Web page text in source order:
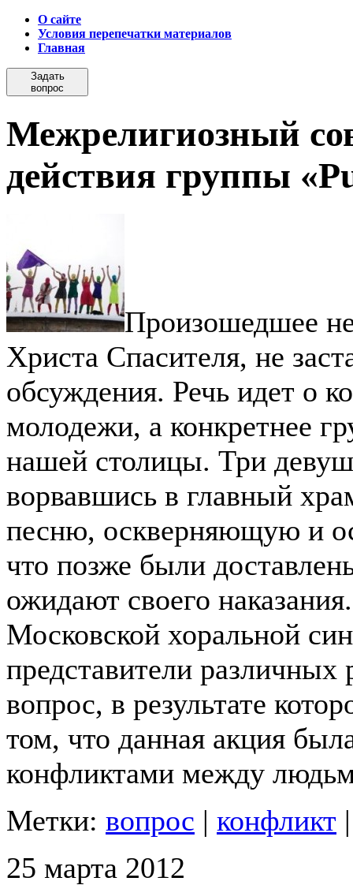
О сайте
Условия перепечатки материалов
Главная
Задать
вопрос
Межрелигиозный
действия группы
Произошедшее
Христа Спасителя, не
обсуждения. Речь идет о
молодежи, а конкретнее
нашей столицы. Три
ворвавшись в главный
песню, оскверняющую и
что позже были
ожидают своего наказания.
Московской хоральной
представители различных
вопрос, в результате
том, что данная акция
конфликтами между
Метки: вопрос | конфликт
25 марта 2012